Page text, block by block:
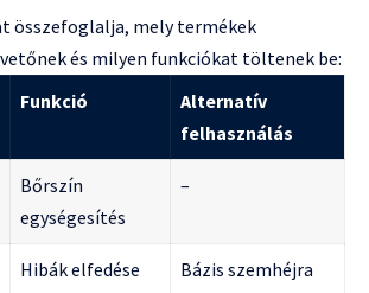
összefoglalja, mely termékek
és milyen funkciókat töltenek be:
Funkció
Alternatív
felhasználás
Bőrszín
egységesítés
–
Hibák elfedése Bázis szemhéjra